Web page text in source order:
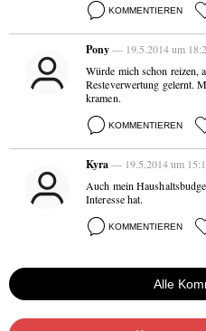
KOMMENTIEREN
Pony— 19.5.2014 um
Würde mich schon reizen,
Resteverwertung gelernt.
kramen.
KOMMENTIEREN
Kyra— 19.5.2014 um
Auch mein
Interesse hat.
KOMMENTIEREN
Alle